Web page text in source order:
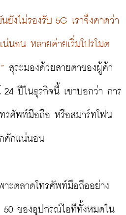
ยังไม่รองรับ 5G เราจึงคาดว่า
นอน หลายค่ายเริ่มโปรโมต
สุระมองด้วยสายตาของผู้ค้า
ปีในธุรกิจนี้ เขาบอกว่า การ
รศัพท์มือถือ หรือสมาร์ทโฟน
คักแน่นอน
าะตลาดโทรศัพท์มือถืออย่าง
50 ของอุปกรณ์ไอทีทั้งหมดใน